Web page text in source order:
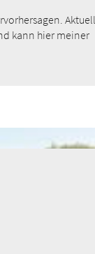
Aktuell
kann hier meiner